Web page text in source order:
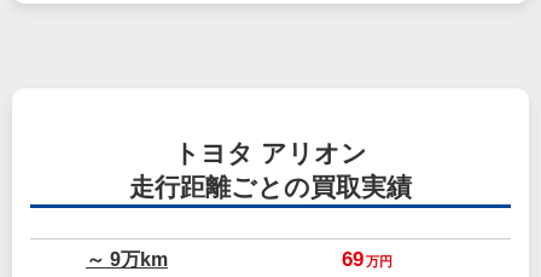
トヨタ アリオン
走行距離ごとの買取実績
～ 9万km 69万円